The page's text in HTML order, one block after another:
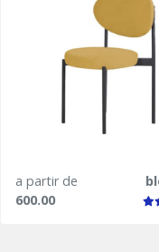
a partir de
600.00